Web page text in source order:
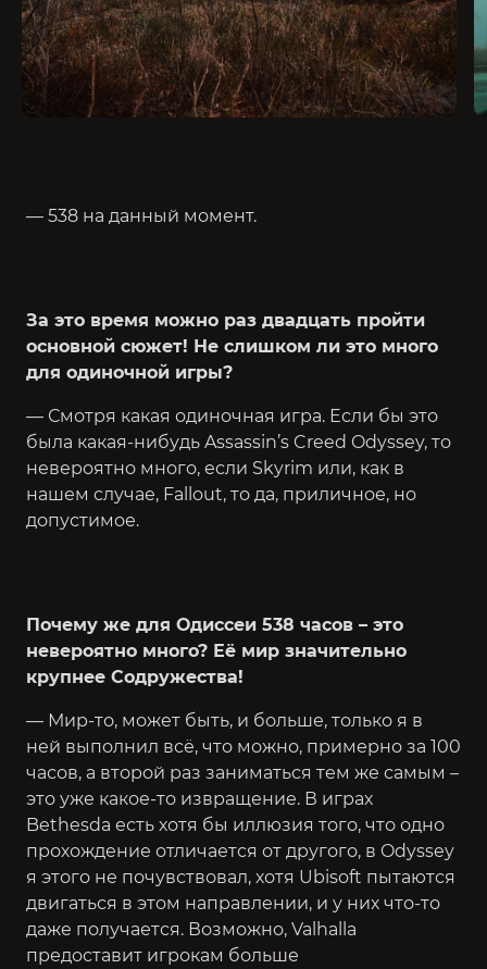
— 538 на данный момент.
За это время можно раз двадцать пройти
основной сюжет! Не слишком ли это много
для одиночной игры?
— Смотря какая одиночная игра. Если бы это
была какая-нибудь Assassin’s Creed Odyssey, то
невероятно много, если Skyrim или, как в
нашем случае, Fallout, то да, приличное, но
допустимое.
Почему же для Одиссеи 538 часов – это
невероятно много? Её мир значительно
крупнее Содружества!
— Мир-то, может быть, и больше, только я в
ней выполнил всё, что можно, примерно за 100
часов, а второй раз заниматься тем же самым –
это уже какое-то извращение. В играх
Bethesda есть хотя бы иллюзия того, что одно
прохождение отличается от другого, в Odyssey
я этого не почувствовал, хотя Ubisoft пытаются
двигаться в этом направлении, и у них что-то
даже получается. Возможно, Valhalla
предоставит игрокам больше